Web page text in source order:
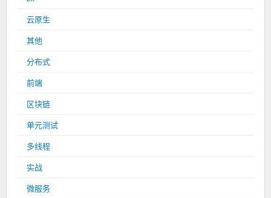
云原生
其他
分布式
前端
区块链
单元测试
多线程
实战
微服务